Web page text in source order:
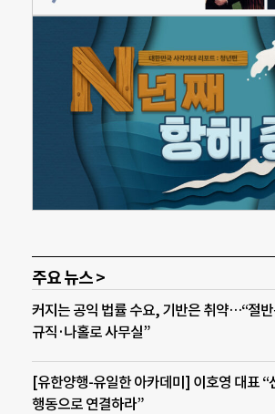
주요 뉴스 >
커지는 공익 법률 수요, 기반은 취약…“절
규직·나홀로 사무실”
[유한양행-유일한 아카데미] 이호영 대표 “
행동으로 연결하라”